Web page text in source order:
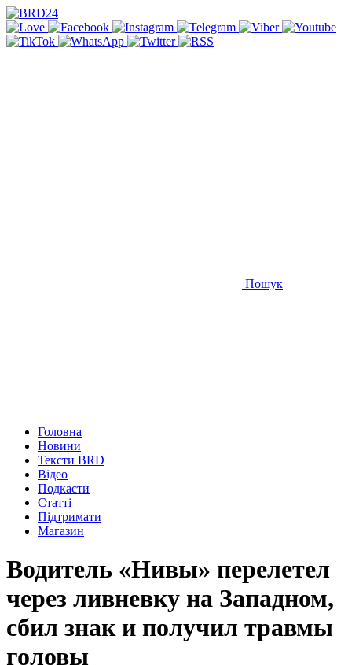
Пошук
Головна
Новини
Тексти BRD
Відео
Подкасти
Статті
Підтримати
Магазин
Водитель «Нивы» перелетел
через ливневку на Западном,
сбил знак и получил травмы
головы